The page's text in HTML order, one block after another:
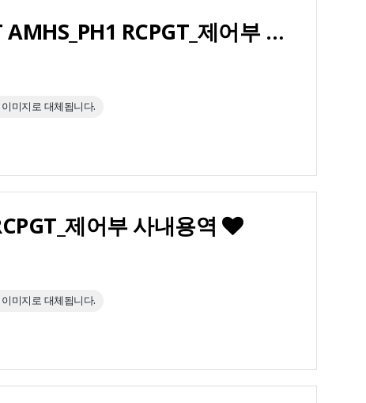
마이크론 시안 PTI Assembly LINE OHT AMHS_PH1 RCPGT_제어부 사내용역
미지로 대체됩니다.
제어부 사내용역
미지로 대체됩니다.